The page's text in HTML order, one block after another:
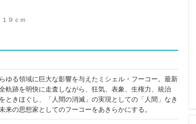
９ｃｍ
ゆる領域に巨大な影響を与えたミシェル・フーコー。最新
軌跡を明快に走査しながら、狂気、表象、生権力、統治
ときほぐし、「人間の消滅」の実現としての「人間」なき
来の思想家としてのフーコーをあきらかにする。